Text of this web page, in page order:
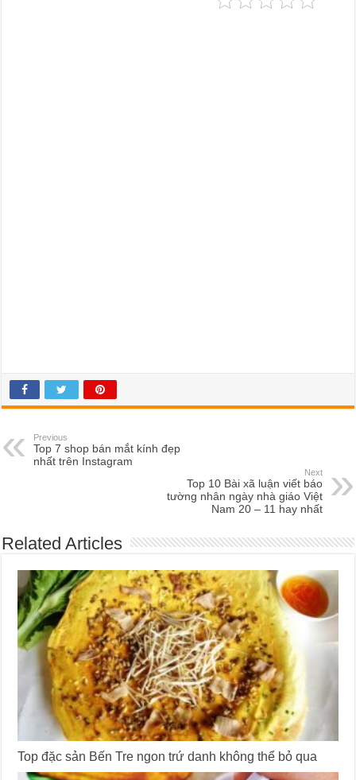
Previous
Top 7 shop bán mắt kính đẹp
nhất trên Instagram
Next
Top 10 Bài xã luận viết báo
tường nhân ngày nhà giáo Việt
Nam 20 – 11 hay nhất
Related Articles
Top đặc sản Bến Tre ngon trứ danh không thể bỏ qua